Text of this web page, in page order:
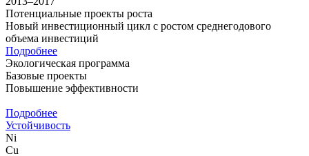
Потенциальные проекты роста
Новый инвестиционный цикл с ростом среднегодового
объема инвестиций
Подробнее
Экологическая программа
Базовые проекты
Повышение эффективности
Подробнее
Устойчивость
Ni
Cu